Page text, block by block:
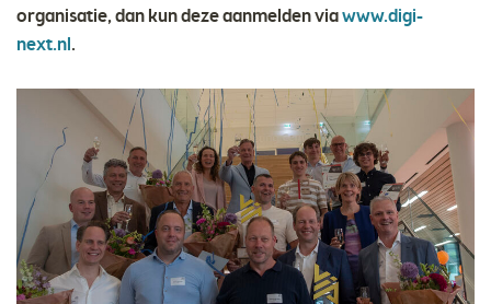
organisatie, dan kun deze aanmelden viawww.digi-
next.nl.